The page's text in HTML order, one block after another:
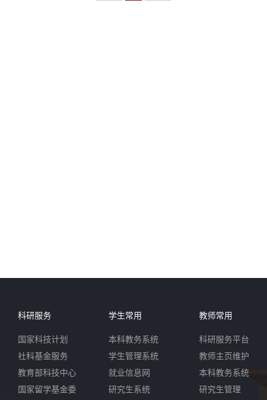
科研服务
国家科技计划
社科基金服务
教育部科技中心
国家留学基金委
学生常用
本科教务系统
学生管理系统
就业信息网
研究生系统
教师常用
科研服务平台
教师主页维护
本科教务系统
研究生管理